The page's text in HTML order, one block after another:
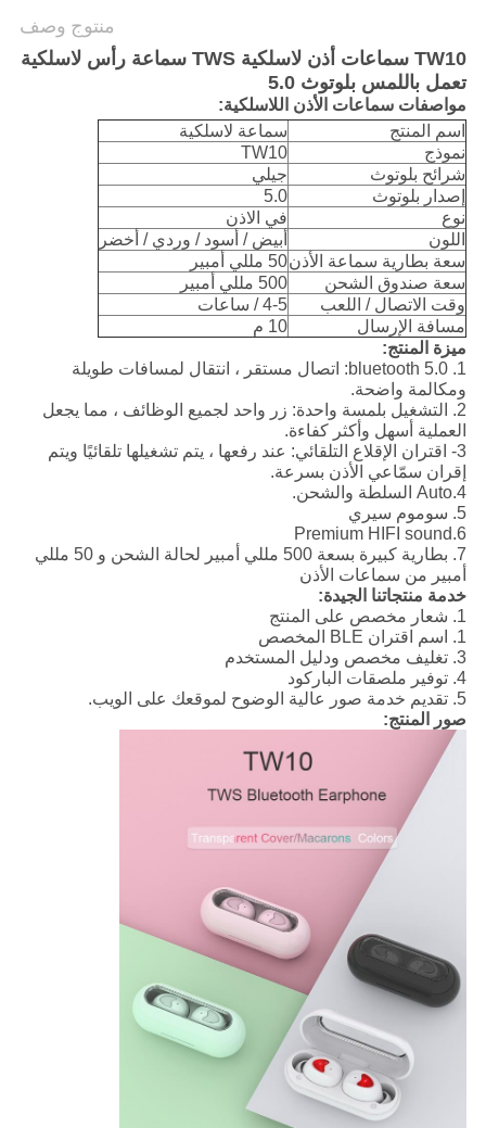
منتوج وصف
TW10 سماعات أذن لاسلكية TWS سماعة رأس لاسلكية
تعمل باللمس بلوتوث 5.0
مواصفات سماعات الأذن اللاسلكية:
اسم المنتج
سماعة لاسلكية
نموذج
TW10
شرائح بلوتوث
جيلي
إصدار بلوتوث
5.0
نوع
في الاذن
اللون
أبيض / أسود / وردي / أخضر
سعة بطارية سماعة الأذن50 مللي أمبير
سعة صندوق الشحن
500 مللي أمبير
وقت الاتصال / اللعب
4-5 / ساعات
مسافة الإرسال
10 م
ميزة المنتج:
1. bluetooth 5.0: اتصال مستقر ، انتقال لمسافات طويلة
ومكالمة واضحة.
2. التشغيل بلمسة واحدة: زر واحد لجميع الوظائف ، مما يجعل
العملية أسهل وأكثر كفاءة.
3- اقتران الإقلاع التلقائي: عند رفعها ، يتم تشغيلها تلقائيًا ويتم
إقران سمّاعي الأذن بسرعة.
4.Auto السلطة والشحن.
5. سوموم سيري
6.Premium HIFI sound
7. بطارية كبيرة بسعة 500 مللي أمبير لحالة الشحن و 50 مللي
أمبير من سماعات الأذن
خدمة منتجاتنا الجيدة:
1. شعار مخصص على المنتج
1. اسم اقتران BLE المخصص
3. تغليف مخصص ودليل المستخدم
4. توفير ملصقات الباركود
5. تقديم خدمة صور عالية الوضوح لموقعك على الويب.
صور المنتج: